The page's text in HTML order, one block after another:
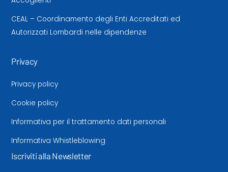
CEAL – Coordinamento degli Enti Accreditati ed
Autorizzati Lombardi nelle dipendenze
Privacy
Privacy policy
Cookie policy
Informativa per il trattamento dati personali
Informativa Whistleblowing
Iscriviti alla Newsletter